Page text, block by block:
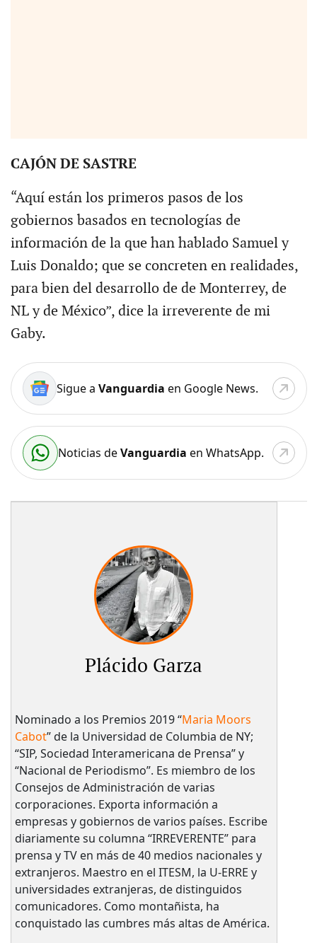
CAJÓN DE SASTRE
“Aquí están los primeros pasos de los
gobiernos basados en tecnologías de
información de la que han hablado Samuel y
Luis Donaldo; que se concreten en realidades,
para bien del desarrollo de de Monterrey, de
NL y de México”, dice la irreverente de mi
Gaby.
Sigue a Vanguardia en Google News.
Noticias deVanguardia en WhatsApp.
Plácido Garza
Nominado a los Premios 2019 “Maria Moors
Cabot” de la Universidad de Columbia de NY;
“SIP, Sociedad Interamericana de Prensa” y
“Nacional de Periodismo”. Es miembro de los
Consejos de Administración de varias
corporaciones. Exporta información a
empresas y gobiernos de varios países. Escribe
diariamente su columna “IRREVERENTE” para
prensa y TV en más de 40 medios nacionales y
extranjeros. Maestro en el ITESM, la U-ERRE y
universidades extranjeras, de distinguidos
comunicadores. Como montañista, ha
conquistado las cumbres más altas de América.